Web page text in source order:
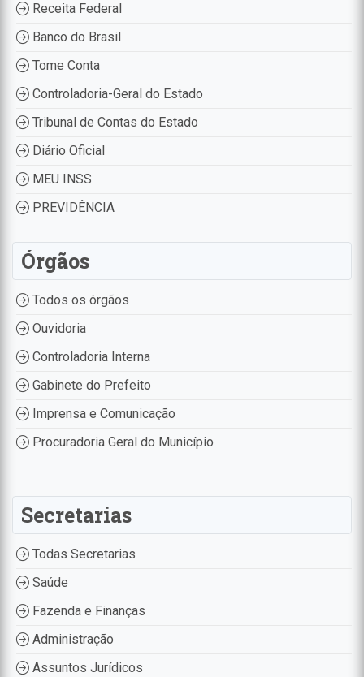
Receita Federal
Banco do Brasil
Tome Conta
Controladoria-Geral do Estado
Tribunal de Contas do Estado
Diário Oficial
MEU INSS
PREVIDÊNCIA
Órgãos
Todos os órgãos
Ouvidoria
Controladoria Interna
Gabinete do Prefeito
Imprensa e Comunicação
Procuradoria Geral do Município
Secretarias
Todas Secretarias
Saúde
Fazenda e Finanças
Administração
Assuntos Jurídicos